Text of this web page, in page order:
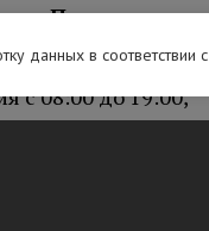
– Печенга–
с 08:00 до 19:00,
данных в соответствии с